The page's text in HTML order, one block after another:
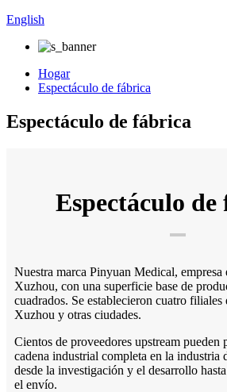
English
Hogar
Espectáculo de fábrica
Espectáculo de fábrica
Espectáculo
Nuestra marca Pinyuan Medical, empresa
Xuzhou, con una superficie base de
cuadrados. Se establecieron cuatro
Xuzhou y otras ciudades.
Cientos de proveedores upstream pueden
cadena industrial completa en la industria
desde la investigación y el desarrollo
el envío.